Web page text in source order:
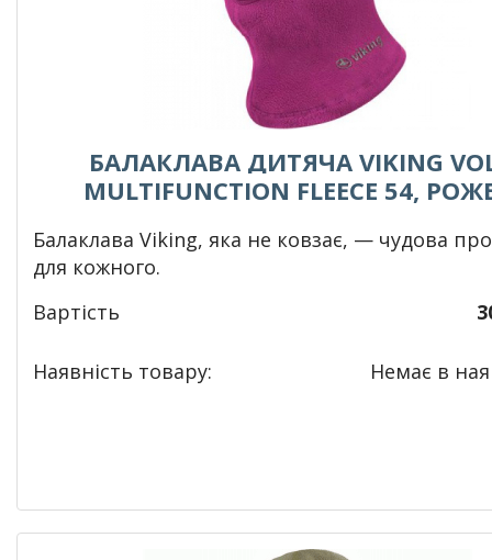
БАЛАКЛАВА ДИТЯЧА VIKING
MULTIFUNCTION FLEECE 54,
Балаклава Viking, яка не ковзає, — чудова
для кожного.
Вартість
Наявність товару: Немає в